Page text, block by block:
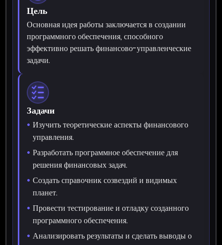
Цель
Основная идея работы заключается в создании
программного обеспечения, способного
эффективно решать финансово-управленческие
задачи.
Задачи
Изучить теоретические аспекты финансового
управления.
Разработать программное обеспечение для
решения финансовых задач.
Создать справочник созвездий и видимых
планет.
Провести тестирование и отладку созданного
программного обеспечения.
Анализировать результаты и сделать выводы о